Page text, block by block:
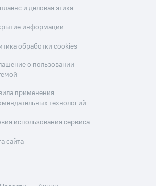
и деловая этика
информации
обработки cookies
о пользовании
применения
технологий
использования сервиса
сайта